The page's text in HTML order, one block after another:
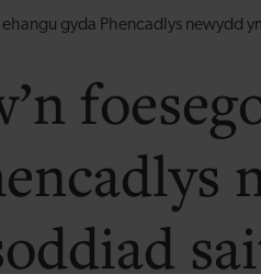
gyda Phencadlys